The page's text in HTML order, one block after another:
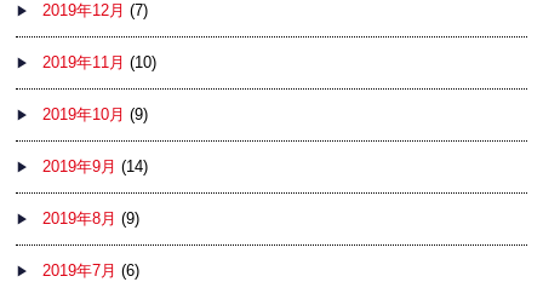
2019年12月 (7)
2019年11月 (10)
2019年10月 (9)
2019年9月 (14)
2019年8月 (9)
2019年7月 (6)